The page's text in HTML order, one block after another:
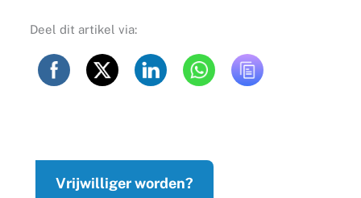
Deel dit artikel via:
Vrijwilliger worden?